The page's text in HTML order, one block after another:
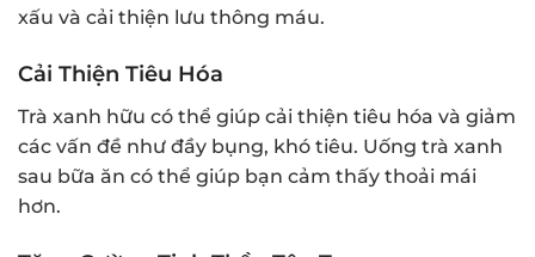
xấu và cải thiện lưu thông máu.
Cải Thiện Tiêu Hóa
Trà xanh hữu có thể giúp cải thiện tiêu hóa và giảm
các vấn đề như đầy bụng, khó tiêu. Uống trà xanh
sau bữa ăn có thể giúp bạn cảm thấy thoải mái
hơn.